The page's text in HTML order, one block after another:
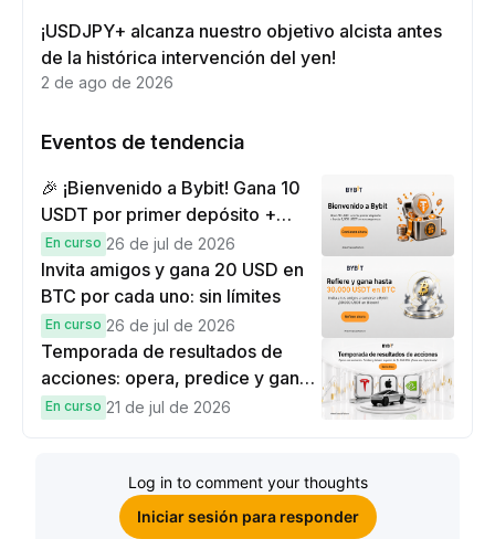
¡USDJPY+ alcanza nuestro objetivo alcista antes
de la histórica intervención del yen!
2 de ago de 2026
Eventos de tendencia
🎉 ¡Bienvenido a Bybit! Gana 10
USDT por primer depósito +
hasta 9,999 USDT en
recompensas
En curso 26 de jul de 2026
Invita amigos y gana 20 USD en
BTC por cada uno: sin límites
En curso 26 de jul de 2026
Temporada de resultados de
acciones: opera, predice y gana
una Cybertruck.
En curso 21 de jul de 2026
Log in to comment your thoughts
Iniciar sesión para responder